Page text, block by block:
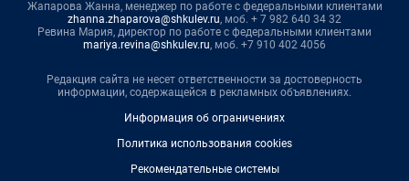
Жапарова Жанна, менеджер по работе с федеральными клиентами
zhanna.zhaparova@shkulev.ru, моб. + 7 982 640 34 32
Ревина Мария, директор по работе с федеральными клиентами
mariya.revina@shkulev.ru, моб. +7 910 402 4056
Редакция сайта не несет ответственности за достоверность
информации, содержащейся в рекламных объявлениях.
Информация об ограничениях
Политика использования cookies
Рекомендательные системы